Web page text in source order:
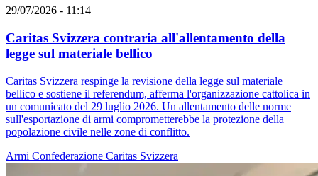
29/07/2026 - 11:14
Caritas Svizzera contraria all'allentamento della
legge sul materiale bellico
Caritas Svizzera respinge la revisione della legge sul materiale
bellico e sostiene il referendum, afferma l'organizzazione cattolica in
un comunicato del 29 luglio 2026. Un allentamento delle norme
sull'esportazione di armi comprometterebbe la protezione della
popolazione civile nelle zone di conflitto.
Armi Confederazione Caritas Svizzera